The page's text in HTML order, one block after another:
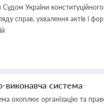
Судом України конституційного
справ, ухвалення актів і
виконавча система
охоплює організацію та